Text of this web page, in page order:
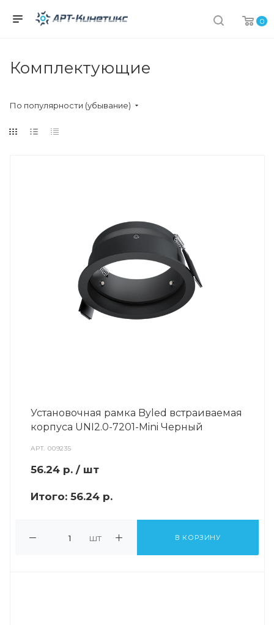
0
Комплектующие
По популярности (убывание)
Установочная рамка Byled встраиваемая
корпуса UNI2.0-7201-Mini Черный
АРТ.009235
56.24 р. / шт
Итого: 56.24 р.
шт В КОРЗИНУ